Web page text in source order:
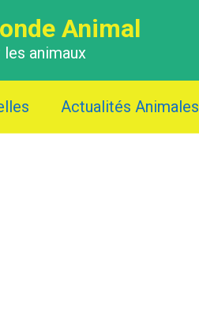
Animal
animaux
Actualités Animales